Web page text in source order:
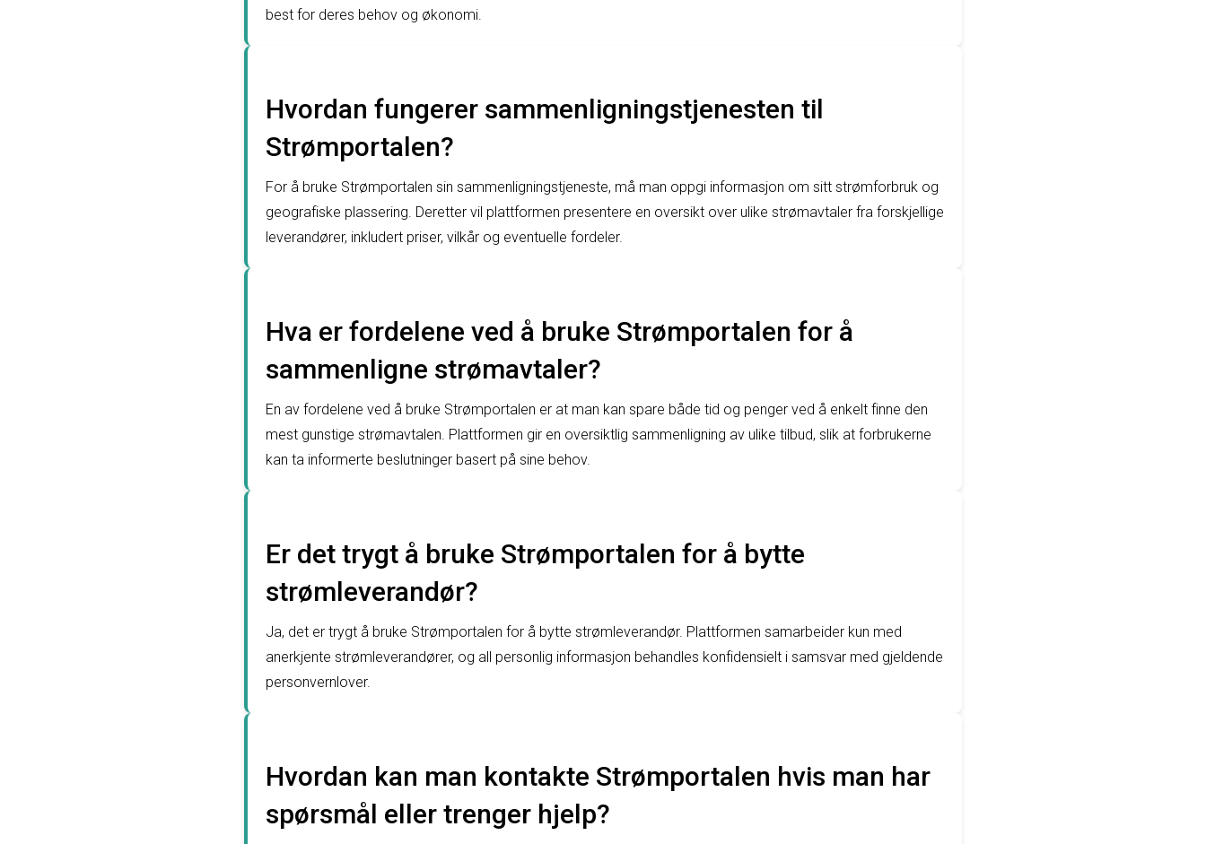
best for deres behov og økonomi.
Hvordan fungerer sammenligningstjenesten til
Strømportalen?
For å bruke Strømportalen sin sammenligningstjeneste, må man oppgi informasjon om sitt strømforbruk og
geografiske plassering. Deretter vil plattformen presentere en oversikt over ulike strømavtaler fra forskjellige
leverandører, inkludert priser, vilkår og eventuelle fordeler.
Hva er fordelene ved å bruke Strømportalen for å
sammenligne strømavtaler?
En av fordelene ved å bruke Strømportalen er at man kan spare både tid og penger ved å enkelt finne den
mest gunstige strømavtalen. Plattformen gir en oversiktlig sammenligning av ulike tilbud, slik at forbrukerne
kan ta informerte beslutninger basert på sine behov.
Er det trygt å bruke Strømportalen for å bytte
strømleverandør?
Ja, det er trygt å bruke Strømportalen for å bytte strømleverandør. Plattformen samarbeider kun med
anerkjente strømleverandører, og all personlig informasjon behandles konfidensielt i samsvar med gjeldende
personvernlover.
Hvordan kan man kontakte Strømportalen hvis man har
spørsmål eller trenger hjelp?